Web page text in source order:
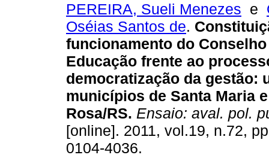
PEREIRA, Sueli Menezes e
Oséias Santos de.
funcionamento do
Educação frente ao
democratização da gestão:
municípios de Santa Maria
Rosa/RS. Ensaio: aval. pol.
[online]. 2011, vol.19, n.72,
0104-4036.